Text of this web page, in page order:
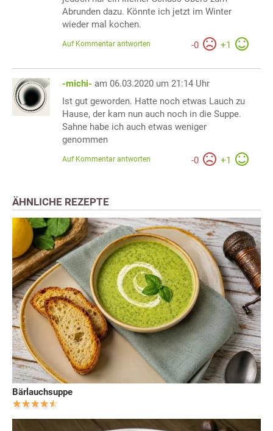
Abrunden dazu. Könnte ich jetzt im Winter
wieder mal kochen.
-0 +1
Auf Kommentar antworten
-michi- am 06.03.2020 um 21:14 Uhr
Ist gut geworden. Hatte noch etwas Lauch zu
Hause, der kam nun auch noch in die Suppe.
Sahne habe ich auch etwas weniger
genommen
-0 +1
Auf Kommentar antworten
ÄHNLICHE REZEPTE
Bärlauchsuppe